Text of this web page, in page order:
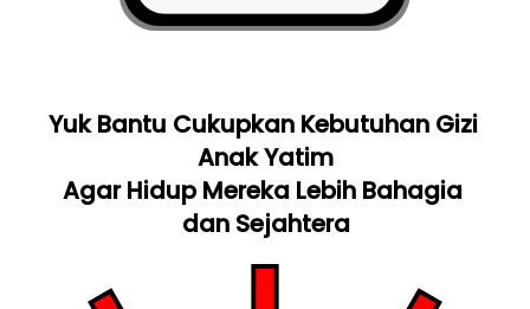
Yuk Bantu Cukupkan Kebutuhan Gizi
Anak Yatim
Agar Hidup Mereka Lebih Bahagia
dan Sejahtera